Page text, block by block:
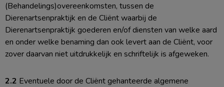
(Behandelings)overeenkomsten, tussen de
Dierenartsenpraktijk en de Cliënt waarbij de
Dierenartsenpraktijk goederen en/of diensten van welke aard
en onder welke benaming dan ook levert aan de Cliënt, voor
zover daarvan niet uitdrukkelijk en schriftelijk is afgeweken.
2.2 Eventuele door de Cliënt gehanteerde algemene